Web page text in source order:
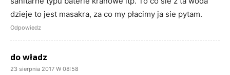
dzieje to jest masakra, za co my płacimy ja sie pytam.
Odpowiedz
do władz
23 sierpnia 2017 W 08:58